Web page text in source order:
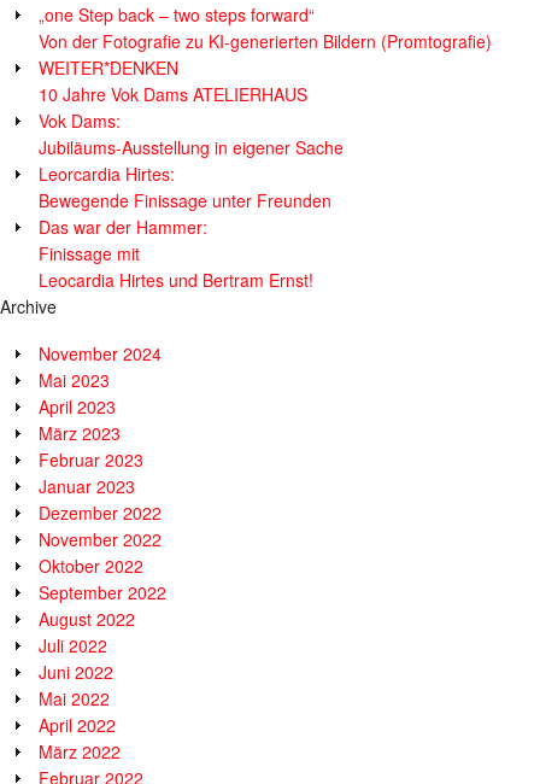
„one Step back – two steps forward“
Von der Fotografie zu KI-generierten Bildern (Promtografie)
WEITER*DENKEN
10 Jahre Vok Dams ATELIERHAUS
Vok Dams:
Jubiläums-Ausstellung in eigener Sache
Leorcardia Hirtes:
Bewegende Finissage unter Freunden
Das war der Hammer:
Finissage mit
Leocardia Hirtes und Bertram Ernst!
Archive
November 2024
Mai 2023
April 2023
März 2023
Februar 2023
Januar 2023
Dezember 2022
November 2022
Oktober 2022
September 2022
August 2022
Juli 2022
Juni 2022
Mai 2022
April 2022
März 2022
Februar 2022